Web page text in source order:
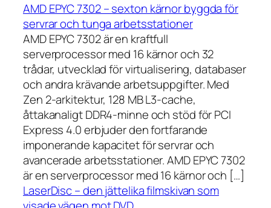
AMD EPYC 7302 – sexton kärnor byggda för
servrar och tunga arbetsstationer
AMD EPYC 7302 är en kraftfull
serverprocessor med 16 kärnor och 32
trådar, utvecklad för virtualisering, databaser
och andra krävande arbetsuppgifter. Med
Zen 2-arkitektur, 128 MB L3-cache,
åttakanaligt DDR4-minne och stöd för PCI
Express 4.0 erbjuder den fortfarande
imponerande kapacitet för servrar och
avancerade arbetsstationer. AMD EPYC 7302
är en serverprocessor med 16 kärnor och […]
LaserDisc – den jättelika filmskivan som